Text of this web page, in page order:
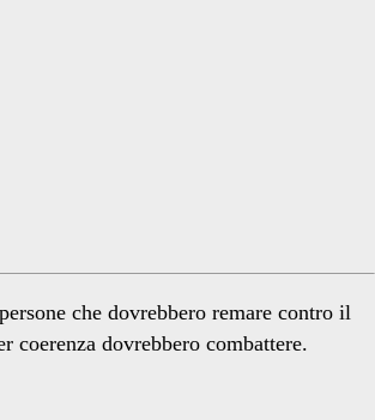
che dovrebbero remare contro il
coerenza dovrebbero combattere.